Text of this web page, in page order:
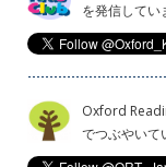
を発信してい
Oxford
でつぶやいて